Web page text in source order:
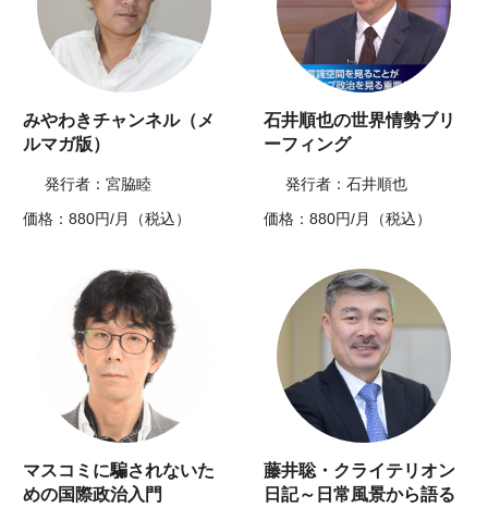
みやわきチャンネル（メ
ルマガ版）
発行者：宮脇睦
価格：880円/月（税込）
石井順也の世界情勢ブリ
ーフィング
発行者：石井順也
価格：880円/月（税込）
マスコミに騙されないた
めの国際政治入門
藤井聡・クライテリオン
日記～日常風景から語る